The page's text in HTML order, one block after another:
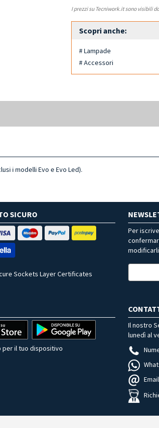
I prezzi su Tecniwork.it sono visibili
Scopri anche:
# Lampade
# Accessori
i modelli Evo e Evo Led).
SICURO
Sockets Layer Certificates
Per
per il tuo dispositivo
Il nostro
lunedì al